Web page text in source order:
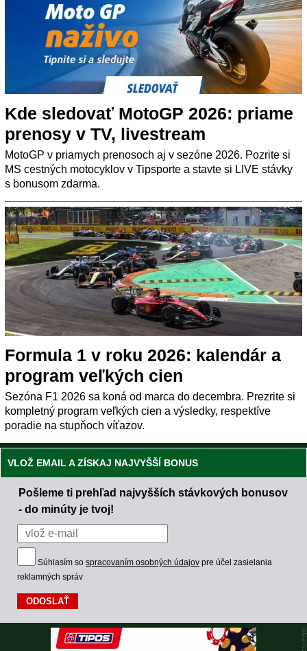
Kde sledovať MotoGP 2026: priame
prenosy v TV, livestream
MotoGP v priamych prenosoch aj v sezóne 2026. Pozrite si
MS cestných motocyklov v Tipsporte a stavte si LIVE stávky
s bonusom zdarma.
Formula 1 v roku 2026: kalendár a
program veľkých cien
Sezóna F1 2026 sa koná od marca do decembra. Prezrite si
kompletný program veľkých cien a výsledky, respektíve
poradie na stupňoch víťazov.
VLOŽ EMAIL A ZÍSKAJ NAJVYŠŠÍ BONUS
Pošleme ti prehľad najvyšších stávkových bonusov
- do minúty je tvoj!
Súhlasím so spracovaním osobných údajov pre účel zasielania
reklamných správ